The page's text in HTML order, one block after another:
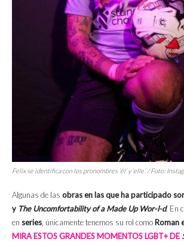
Felix se identifica con los pronombres ‘él’ y ‘elle’. / Foto:
Algunas de las obras en las que ha participado
y The Uncomfortability of a Made Up Wor-l-d. En
en series, únicamente tenemos su rol como Roman
MIRA ESTOS GRANDES MOMENTOS LGBT+ DE